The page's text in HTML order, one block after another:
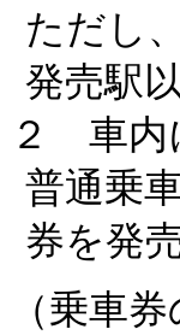
ただし
発売駅
２ 車内
普通乗
券を発
（乗車